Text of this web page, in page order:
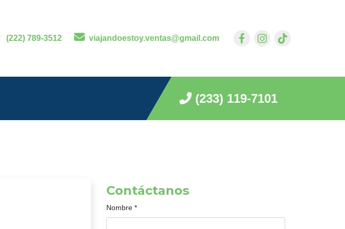
(222) 789-3512 viajandoestoy.ventas@gmail.com
(233) 119-7101
Contáctanos
Nombre *